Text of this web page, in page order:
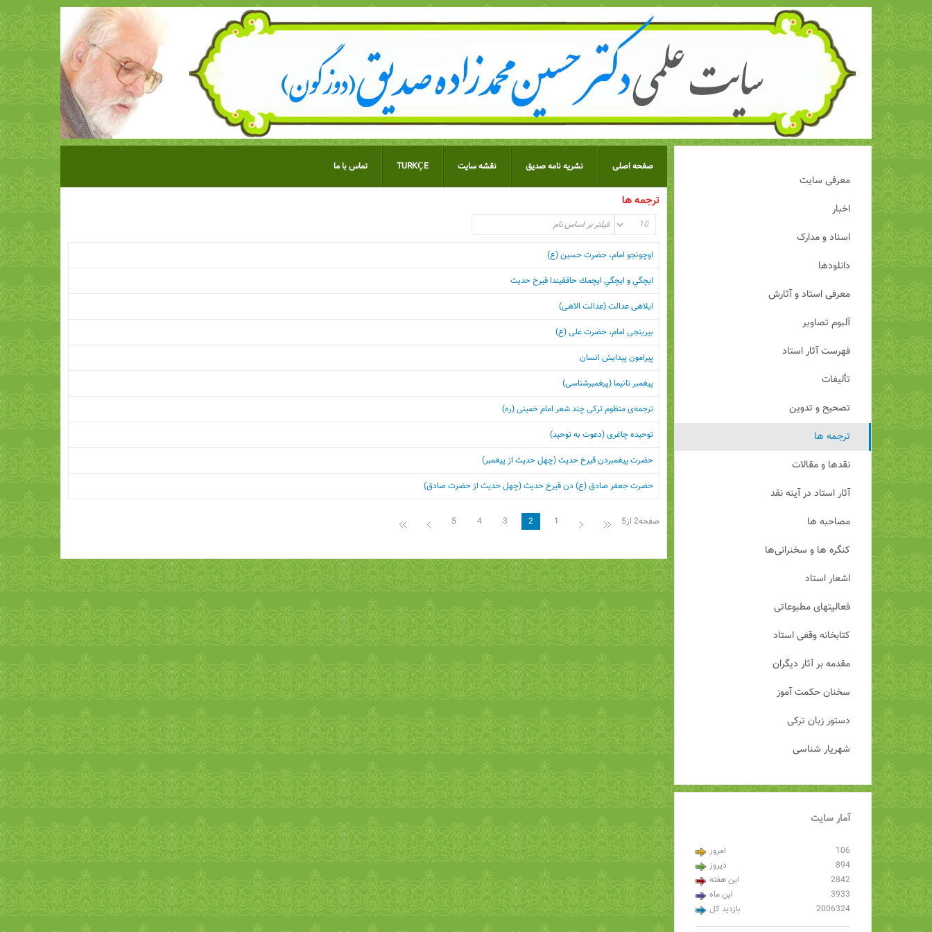
صفحه اصلی نشریه نامه صدیق نقشه سایت TURKÇE تماس با ما
ترجمه ها
اوچونجو امام، حضرت حسین (ع)
ايچگي و ايچگي ايچمك حاققيندا قيرخ حديث
ایلاهی عدالت (عدالت الاهی)
بیرینجی امام، حضرت علی (ع)
پیرامون پیدایش انسان
پیغمبر تانیما (پیغمبرشناسی)
ترجمه‌ی منظوم ترکی چند شعر امام خمینی (ره)
توحیده چاغری (دعوت به توحید)
حضرت پیغمبردن قیرخ حدیث (چهل حدیث از پیغمبر)
حضرت جعفر صادق (ع) دن قيرخ حديث (چهل حدیث از حضرت صادق)
صفحه2 از5 1
2
3
4
5
معرفی سایت
اخبار
اسناد و مدارک
دانلودها
معرفی استاد و آثارش
آلبوم تصاویر
فهرست آثار استاد
تألیفات
تصحیح و تدوین
ترجمه ها
نقدها و مقالات
آثار استاد در آینه نقد
مصاحبه ها
کنگره ها و سخنرانی‌ها
اشعار استاد
فعالیتهای مطبوعاتی
کتابخانه وقفی استاد
مقدمه بر آثار دیگران
سخنان حکمت آموز
دستور زبان ترکی
شهریار شناسی
آمارسایت
امروز
106
دیروز
894
این هفته
2842
این ماه
3933
بازدید کل
2006324